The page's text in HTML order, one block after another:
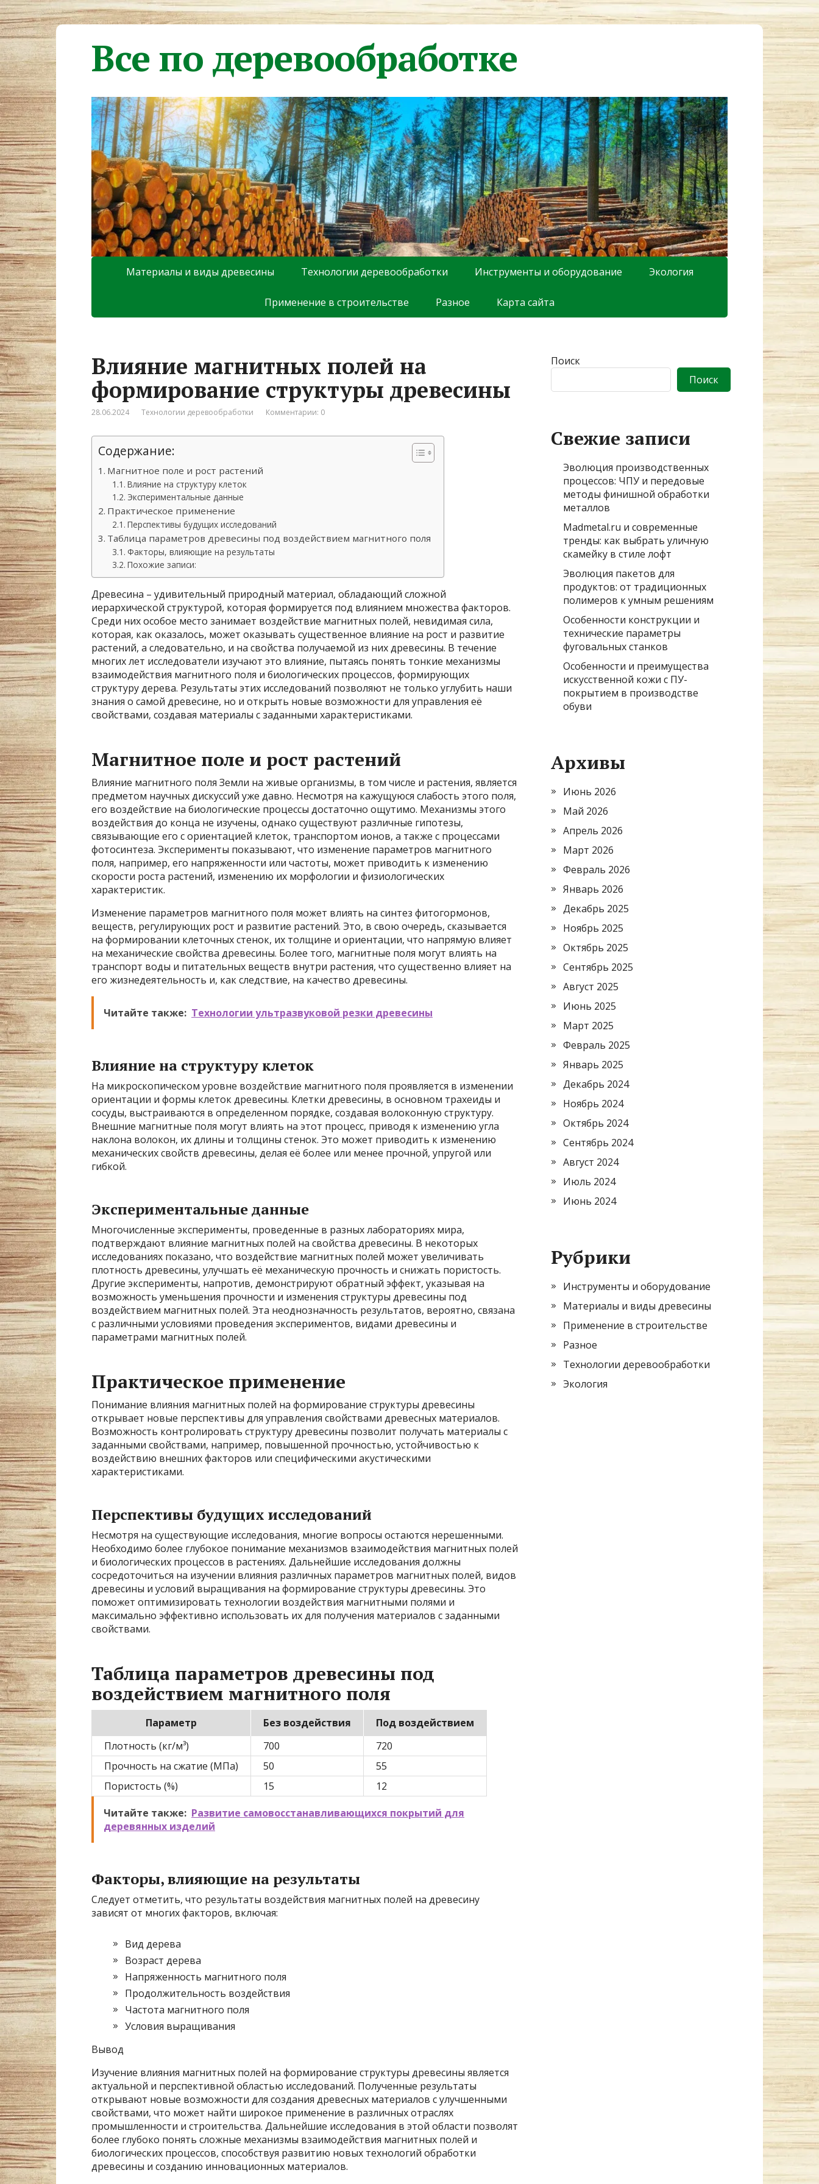
Все по деревообработке
Материалы и виды древесины Технологии деревообработки Инструменты и оборудование Экология
Применение в строительстве Разное Карта сайта
Влияние магнитных полей на
формирование структуры древесины
28.06.2024 Технологии деревообработки Комментарии: 0
Содержание:
Магнитное поле и рост растений
Влияние на структуру клеток
Экспериментальные данные
Практическое применение
Перспективы будущих исследований
Таблица параметров древесины под воздействием магнитного поля
Факторы, влияющие на результаты
Похожие записи:
Древесина – удивительный природный материал, обладающий сложной
иерархической структурой, которая формируется под влиянием множества факторов.
Среди них особое место занимает воздействие магнитных полей, невидимая сила,
которая, как оказалось, может оказывать существенное влияние на рост и развитие
растений, а следовательно, и на свойства получаемой из них древесины. В течение
многих лет исследователи изучают это влияние, пытаясь понять тонкие механизмы
взаимодействия магнитного поля и биологических процессов, формирующих
структуру дерева. Результаты этих исследований позволяют не только углубить наши
знания о самой древесине, но и открыть новые возможности для управления её
свойствами, создавая материалы с заданными характеристиками.
Магнитное поле и рост растений
Влияние магнитного поля Земли на живые организмы, в том числе и растения, является
предметом научных дискуссий уже давно. Несмотря на кажущуюся слабость этого поля,
его воздействие на биологические процессы достаточно ощутимо. Механизмы этого
воздействия до конца не изучены, однако существуют различные гипотезы,
связывающие его с ориентацией клеток, транспортом ионов, а также с процессами
фотосинтеза. Эксперименты показывают, что изменение параметров магнитного
поля, например, его напряженности или частоты, может приводить к изменению
скорости роста растений, изменению их морфологии и физиологических
характеристик.
Изменение параметров магнитного поля может влиять на синтез фитогормонов,
веществ, регулирующих рост и развитие растений. Это, в свою очередь, сказывается
на формировании клеточных стенок, их толщине и ориентации, что напрямую влияет
на механические свойства древесины. Более того, магнитные поля могут влиять на
транспорт воды и питательных веществ внутри растения, что существенно влияет на
его жизнедеятельность и, как следствие, на качество древесины.
Читайте также: Технологии ультразвуковой резки древесины
Влияние на структуру клеток
На микроскопическом уровне воздействие магнитного поля проявляется в изменении
ориентации и формы клеток древесины. Клетки древесины, в основном трахеиды и
сосуды, выстраиваются в определенном порядке, создавая волоконную структуру.
Внешние магнитные поля могут влиять на этот процесс, приводя к изменению угла
наклона волокон, их длины и толщины стенок. Это может приводить к изменению
механических свойств древесины, делая её более или менее прочной, упругой или
гибкой.
Экспериментальные данные
Многочисленные эксперименты, проведенные в разных лабораториях мира,
подтверждают влияние магнитных полей на свойства древесины. В некоторых
исследованиях показано, что воздействие магнитных полей может увеличивать
плотность древесины, улучшать её механическую прочность и снижать пористость.
Другие эксперименты, напротив, демонстрируют обратный эффект, указывая на
возможность уменьшения прочности и изменения структуры древесины под
воздействием магнитных полей. Эта неоднозначность результатов, вероятно, связана
с различными условиями проведения экспериментов, видами древесины и
параметрами магнитных полей.
Практическое применение
Понимание влияния магнитных полей на формирование структуры древесины
открывает новые перспективы для управления свойствами древесных материалов.
Возможность контролировать структуру древесины позволит получать материалы с
заданными свойствами, например, повышенной прочностью, устойчивостью к
воздействию внешних факторов или специфическими акустическими
характеристиками.
Перспективы будущих исследований
Несмотря на существующие исследования, многие вопросы остаются нерешенными.
Необходимо более глубокое понимание механизмов взаимодействия магнитных полей
и биологических процессов в растениях. Дальнейшие исследования должны
сосредоточиться на изучении влияния различных параметров магнитных полей, видов
древесины и условий выращивания на формирование структуры древесины. Это
поможет оптимизировать технологии воздействия магнитными полями и
максимально эффективно использовать их для получения материалов с заданными
свойствами.
Таблица параметров древесины под
воздействием магнитного поля
Параметр Без воздействия
Под воздействием
Плотность (кг/м³)
700
720
Прочность на сжатие (МПа)
50
55
Пористость (%)
15
12
Читайте также: Развитие самовосстанавливающихся покрытий для
деревянных изделий
Факторы, влияющие на результаты
Следует отметить, что результаты воздействия магнитных полей на древесину
зависят от многих факторов, включая:
Вид дерева
Возраст дерева
Напряженность магнитного поля
Продолжительность воздействия
Частота магнитного поля
Условия выращивания
Вывод
Изучение влияния магнитных полей на формирование структуры древесины является
актуальной и перспективной областью исследований. Полученные результаты
открывают новые возможности для создания древесных материалов с улучшенными
свойствами, что может найти широкое применение в различных отраслях
промышленности и строительства. Дальнейшие исследования в этой области позволят
более глубоко понять сложные механизмы взаимодействия магнитных полей и
биологических процессов, способствуя развитию новых технологий обработки
древесины и созданию инновационных материалов.
Поиск
Поиск
Свежие записи
Эволюция производственных
процессов: ЧПУ и передовые
методы финишной обработки
металлов
Madmetal.ru и современные
тренды: как выбрать уличную
скамейку в стиле лофт
Эволюция пакетов для
продуктов: от традиционных
полимеров к умным решениям
Особенности конструкции и
технические параметры
фуговальных станков
Особенности и преимущества
искусственной кожи с ПУ-
покрытием в производстве
обуви
Архивы
Июнь 2026
Май 2026
Апрель 2026
Март 2026
Февраль 2026
Январь 2026
Декабрь 2025
Ноябрь 2025
Октябрь 2025
Сентябрь 2025
Август 2025
Июнь 2025
Март 2025
Февраль 2025
Январь 2025
Декабрь 2024
Ноябрь 2024
Октябрь 2024
Сентябрь 2024
Август 2024
Июль 2024
Июнь 2024
Рубрики
Инструменты и оборудование
Материалы и виды древесины
Применение в строительстве
Разное
Технологии деревообработки
Экология